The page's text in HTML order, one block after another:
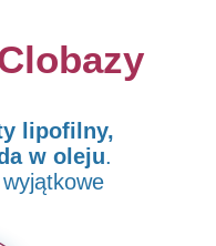
lipofilny,
w oleju.